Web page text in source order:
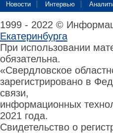
Новости Интервью
1999 - 2022 ©
Екатеринбурга
При использовании
обязательна.
«Свердловское
зарегистрировано в
связи,
информационных
2021 года.
Свидетельство о